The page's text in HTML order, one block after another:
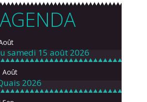
AGENDA
samedi 15 août 2026
Août
2026